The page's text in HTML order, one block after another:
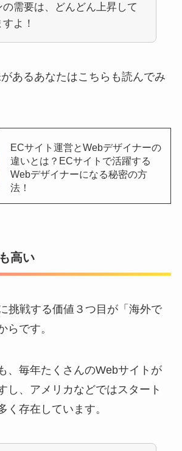
の需要は、どんどん上昇して
よ！
あるあなたはこちらも読んでみ
ECサイト運営とWebデザイナーの
違いとは？ECサイトで活躍する
Webデザイナーになる秘密の方
法！
高い
挑戦する価値３つ目が「海外で
らです。
、毎年たくさんのWebサイトが
し、アメリカなどではスタート
く存在しています。